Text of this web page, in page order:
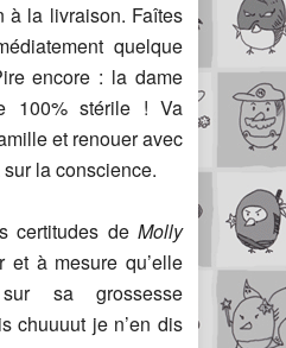
à la livraison. Faîtes
quelque
encore : la dame
100% stérile ! Va
et renouer avec
la conscience.
certitudes de Molly
et à mesure qu’elle
sa grossesse
chuuuut je n’en dis